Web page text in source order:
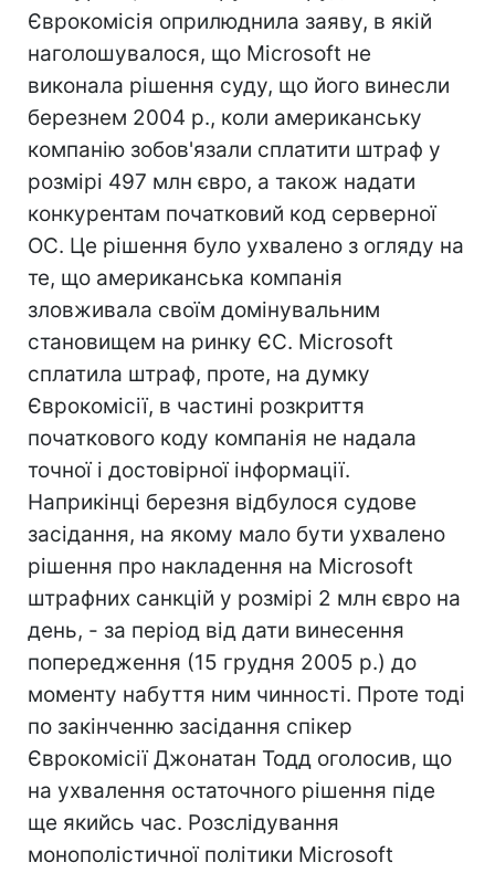
Єврокомісія оприлюднила заяву, в якій
наголошувалося, що Microsoft не
виконала рішення суду, що його винесли
березнем 2004 р., коли американську
компанію зобов'язали сплатити штраф у
розмірі 497 млн євро, а також надати
конкурентам початковий код серверної
ОС. Це рішення було ухвалено з огляду на
те, що американська компанія
зловживала своїм домінувальним
становищем на ринку ЄС. Microsoft
сплатила штраф, проте, на думку
Єврокомісії, в частині розкриття
початкового коду компанія не надала
точної і достовірної інформації.
Наприкінці березня відбулося судове
засідання, на якому мало бути ухвалено
рішення про накладення на Microsoft
штрафних санкцій у розмірі 2 млн євро на
день, - за період від дати винесення
попередження (15 грудня 2005 р.) до
моменту набуття ним чинності. Проте тоді
по закінченню засідання спікер
Єврокомісії Джонатан Тодд оголосив, що
на ухвалення остаточного рішення піде
ще якийсь час. Розслідування
монополістичної політики Microsoft